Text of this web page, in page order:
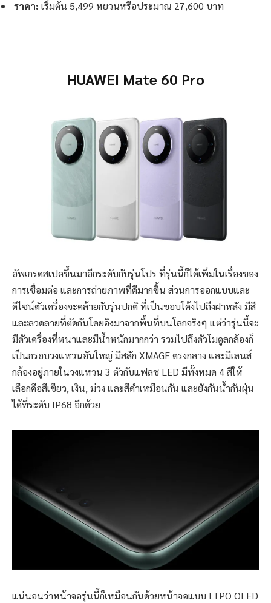
ราคา: เริ่มต้น 5,499 หยวนหรือประมาณ 27,600 บาท
HUAWEI Mate 60 Pro
อัพเกรดสเปคขึ้นมาอีกระดับกับรุ่นโปร ที่รุ่นนี้ก็ได้เพิ่มในเรื่องของ
การเชื่อมต่อ และการถ่ายภาพที่ดีมากขึ้น ส่วนการออกแบบและ
ดีไซน์ตัวเครื่องจะคล้ายกับรุ่นปกติ ที่เป็นขอบโค้งไปถึงฝาหลัง มีสี
และลวดลายที่ตัดกันโดยอิงมาจากพื้นที่บนโลกจริงๆ แต่ว่ารุ่นนี้จะ
มีตัวเครื่องที่หนาและมีน้ำหนักมากกว่า รวมไปถึงตัวโมดูลกล้องก็
เป็นกรอบวงแหวนอันใหญ่ มีสลัก XMAGE ตรงกลาง และมีเลนส์
กล้องอยู่ภายในวงแหวน 3 ตัวกับแฟลช LED มีทั้งหมด 4 สีให้
เลือกคือสีเขียว, เงิน, ม่วง และสีดำเหมือนกัน และยังกันน้ำกันฝุ่น
ได้ที่ระดับ IP68 อีกด้วย
แน่นอนว่าหน้าจอรุ่นนี้ก็เหมือนกันด้วยหน้าจอแบบ LTPO OLED